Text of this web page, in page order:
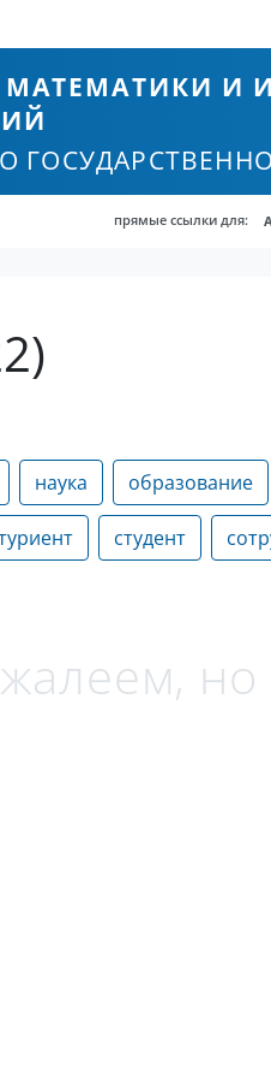
МАТЕМАТИКИ
прямые ссылки для:
наука образование
студент